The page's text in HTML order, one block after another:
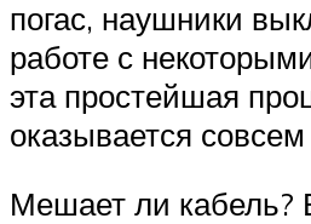
погас, наушники
работе с
эта простейшая
оказывается
Мешает ли кабель?